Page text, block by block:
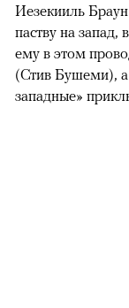
Иезекииль
паству на
ему в этом
(Стив Бушеми), а
западные»